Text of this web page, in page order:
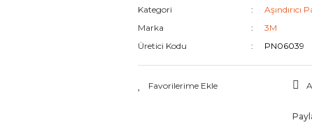
Kategori
Aşındırıcı
Marka
3M
Üretici Kodu
PN06039